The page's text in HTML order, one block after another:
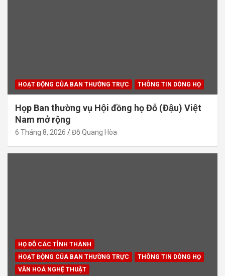
HOẠT ĐỘNG CỦA BAN THƯỜNG TRỰC THÔNG TIN DÒNG HỌ
Họp Ban thường vụ Hội đồng họ Đỗ (Đậu) Việt
Nam mở rộng
6 Tháng 8, 2026 Đỗ Quang Hòa
HỌ ĐỖ CÁC TỈNH THÀNH
HOẠT ĐỘNG CỦA BAN THƯỜNG TRỰC
THÔNG TIN DÒNG HỌ
VĂN HOÁ NGHỆ THUẬT